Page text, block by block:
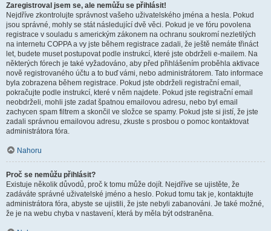
Zaregistroval jsem se, ale nemůžu se přihlásit!
Nejdříve zkontrolujte správnost vašeho uživatelského jména a hesla. Pokud
jsou správné, mohly se stát následující dvě věci. Pokud je ve fóru povolena
registrace v souladu s americkým zákonem na ochranu soukromí nezletilých
na internetu COPPA a vy jste během registrace zadali, že ještě nemáte třináct
let, budete muset postupovat podle instrukcí, které jste obdrželi e-mailem. Na
některých fórech je také vyžadováno, aby před přihlášením proběhla aktivace
nově registrovaného účtu a to buď vámi, nebo administrátorem. Tato informace
byla zobrazena během registrace. Pokud jste obdrželi registrační email,
pokračujte podle instrukcí, které v něm najdete. Pokud jste registrační email
neobdrželi, mohli jste zadat špatnou emailovou adresu, nebo byl email
zachycen spam filtrem a skončil ve složce se spamy. Pokud jste si jistí, že jste
zadali správnou emailovou adresu, zkuste s prosbou o pomoc kontaktovat
administrátora fóra.
Nahoru
Proč se nemůžu přihlásit?
Existuje několik důvodů, proč k tomu může dojít. Nejdříve se ujistěte, že
zadáváte správné uživatelské jméno a heslo. Pokud tomu tak je, kontaktujte
administrátora fóra, abyste se ujistili, že jste nebyli zabanováni. Je také možné,
že je na webu chyba v nastavení, která by měla být odstraněna.